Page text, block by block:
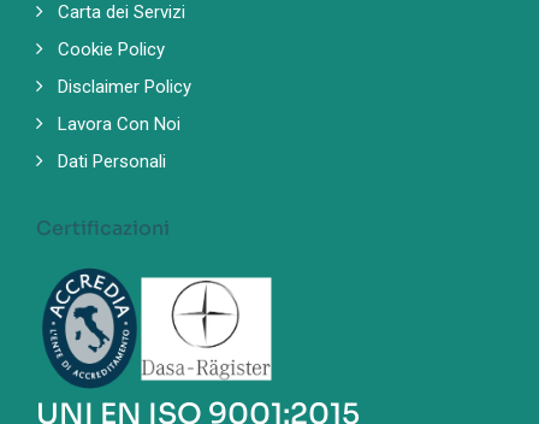
Carta dei Servizi
Cookie Policy
Disclaimer Policy
Lavora Con Noi
Dati Personali
Certificazioni
UNI EN ISO 9001:2015